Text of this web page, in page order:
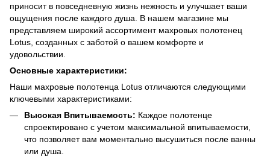
приносит в повседневную жизнь нежность и улучшает ваши
ощущения после каждого душа. В нашем магазине мы
представляем широкий ассортимент махровых полотенец
Lotus, созданных с заботой о вашем комфорте и
удовольствии.
Основные характеристики:
Наши махровые полотенца Lotus отличаются следующими
ключевыми характеристиками:
Высокая Впитываемость: Каждое полотенце
спроектировано с учетом максимальной впитываемости,
что позволяет вам моментально высушиться после ванны
или душа.